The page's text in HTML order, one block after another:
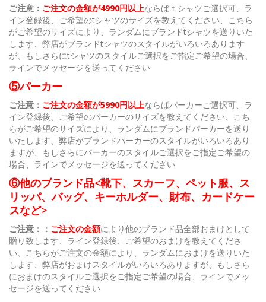
ご注意： ご注文の金額が4990円以上ならばｔシャツご選択可、ラ
イン登録後、ご希望のtシャツのサイズを教えてください、こちら
がご希望のサイズにより、ランダムにブランドtシャツを送りいた
します、弊店がブランドtシャツのスタイルがいろいろあります
が、もしさらにtシャツのスタイルご選択をご指定ご希望の場合、
ラインでメッセージを送ってください
⑤パーカー
ご注意： ご注文の金額が5990円以上ならばパーカーご選択可、ラ
イン登録後、ご希望のパーカーのサイズを教えてください、こち
らがご希望のサイズにより、ランダムにブランドパーカーを送り
いたします、弊店がブランドパーカーのスタイルがいろいろあり
ますが、もしさらにパーカーのスタイルご選択をご指定ご希望の
場合、ラインでメッセージを送ってください
⑥他のブランド品<靴下、スカーフ、ペット服、ス
リッパ、バッグ、キーホルダー、財布、カードケー
スなど>
ご注意：： ご注文の金額により他のブランド品全部おまけとして
贈り致します、ライン登録後、ご希望のおまけを教えてくださ
い、こちらがご注文の金額により、ランダムにおまけを送りいた
します、弊店がおまけスタイルがいろいろありますが、もしさら
におまけのスタイルご選択をご指定ご希望の場合、ラインでメッ
セージを送ってください